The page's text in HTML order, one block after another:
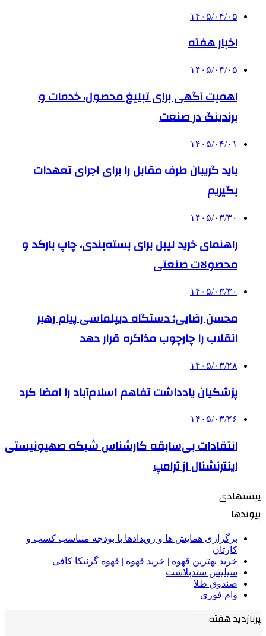
۱۴۰۵/۰۴/۰۵
اخبار هفته
۱۴۰۵/۰۴/۰۵
اهمیت آگهی برای تبلیغ محصول، خدمات و
برندینگ در صنعت
۱۴۰۵/۰۴/۰۱
باید گریبان طرف مقابل را برای اجرای تعهدات
بگیریم
۱۴۰۵/۰۳/۳۰
راهنمای خرید لیبل برای بسته‌بندی، چاپ بارکد و
محصولات صنعتی
۱۴۰۵/۰۳/۳۰
محسن رضایی: دستگاه دیپلماسی پیام رهبر
انقلاب را چارچوب مذاکره قرار دهد
۱۴۰۵/۰۳/۲۸
پزشکیان یادداشت تفاهم اسلام‌آباد را امضا کرد
۱۴۰۵/۰۳/۲۶
انتقادات بی‌سابقه کارشناس شبکه صهیونیستی
اینترنشنال از ترامپ
پیشنهادی
پیوندها
برگزاری همایش ها و رویدادها با بودجه متناسب کسب و
کارتان
خرید بهترین قهوه | خرید قهوه | قهوه گرنیکا کافی
سیلیس سندبلاست
صندوق طلا
وام فوری
پربازدید هفته